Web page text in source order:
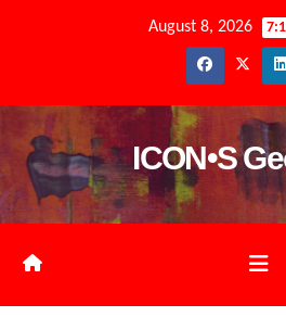
August 8, 2026
ICON•S